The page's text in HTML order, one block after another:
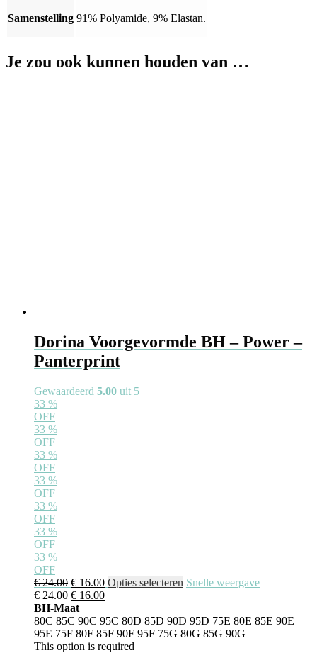
Samenstelling 91% Polyamide, 9% Elastan.
Je zou ook kunnen houden van …
Dorina Voorgevormde BH – Power –
Panterprint
Gewaardeerd 5.00 uit 5
33 %
OFF
33 %
OFF
33 %
OFF
33 %
OFF
33 %
OFF
33 %
OFF
33 %
OFF
€24.00 Oorspronkelijke
prijs
was:
€ 24.00.
€ 16.00Huidige
prijs
€ 16.00.
Opties selecteren Dit
meerdere
variaties.
Snelle weergave
€24.00 Oorspronkelijke
prijs
was:
€ 24.00.
€ 16.00Huidige
is:
€ 16.00.
BH-Maat
80C 85C 90C 95C 80D 85D 90D 95D 75E 80E 85E 90E
95E 75F 80F 85F 90F 95F 75G 80G 85G 90G
This option is required